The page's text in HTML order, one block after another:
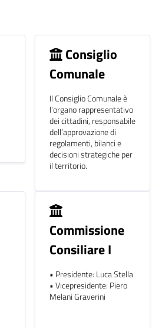
Consiglio
Comunale
Il Consiglio Comunale è
l’organo rappresentativo
dei cittadini, responsabile
dell’approvazione di
regolamenti, bilanci e
decisioni strategiche per
il territorio.
Commissione
Consiliare I
• Presidente: Luca Stella
• Vicepresidente: Piero
Melani Graverini